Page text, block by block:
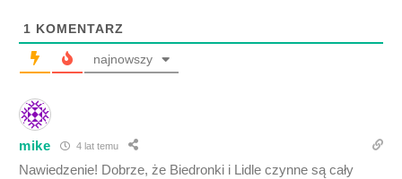
1 KOMENTARZ
najnowszy
mike 4 lat temu
Nawiedzenie! Dobrze, że Biedronki i Lidle czynne są cały